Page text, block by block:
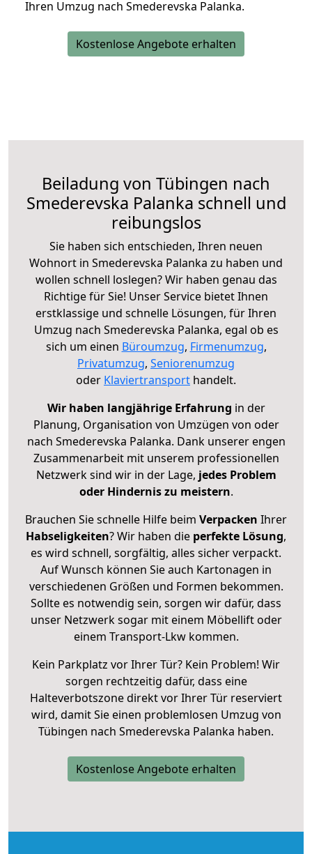
Ihren Umzug nach Smederevska Palanka.
Kostenlose Angebote erhalten
Beiladung von Tübingen nach
Smederevska Palanka schnell und
reibungslos
Sie haben sich entschieden, Ihren neuen
Wohnort in Smederevska Palanka zu haben und
wollen schnell loslegen? Wir haben genau das
Richtige für Sie! Unser Service bietet Ihnen
erstklassige und schnelle Lösungen, für Ihren
Umzug nach Smederevska Palanka, egal ob es
sich um einen Büroumzug, Firmenumzug,
Privatumzug, Seniorenumzug
oder Klaviertransport handelt.
Wir haben langjährige Erfahrung in der
Planung, Organisation von Umzügen von oder
nach Smederevska Palanka. Dank unserer engen
Zusammenarbeit mit unserem professionellen
Netzwerk sind wir in der Lage, jedes Problem
oder Hindernis zu meistern.
Brauchen Sie schnelle Hilfe beim Verpacken Ihrer
Habseligkeiten? Wir haben die perfekte Lösung,
es wird schnell, sorgfältig, alles sicher verpackt.
Auf Wunsch können Sie auch Kartonagen in
verschiedenen Größen und Formen bekommen.
Sollte es notwendig sein, sorgen wir dafür, dass
unser Netzwerk sogar mit einem Möbellift oder
einem Transport-Lkw kommen.
Kein Parkplatz vor Ihrer Tür? Kein Problem! Wir
sorgen rechtzeitig dafür, dass eine
Halteverbotszone direkt vor Ihrer Tür reserviert
wird, damit Sie einen problemlosen Umzug von
Tübingen nach Smederevska Palanka haben.
Kostenlose Angebote erhalten